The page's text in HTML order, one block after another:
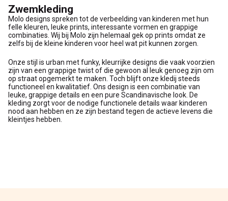
Zwemkleding
Molo designs spreken tot de verbeelding van kinderen met hun
felle kleuren, leuke prints, interessante vormen en grappige
combinaties. Wij bij Molo zijn helemaal gek op prints omdat ze
zelfs bij de kleine kinderen voor heel wat pit kunnen zorgen.
Onze stijl is urban met funky, kleurrijke designs die vaak voorzien
zijn van een grappige twist of die gewoon al leuk genoeg zijn om
op straat opgemerkt te maken. Toch blijft onze kledij steeds
functioneel en kwalitatief. Ons design is een combinatie van
leuke, grappige details en een pure Scandinavische look. De
kleding zorgt voor de nodige functionele details waar kinderen
nood aan hebben en ze zijn bestand tegen de actieve levens die
kleintjes hebben.